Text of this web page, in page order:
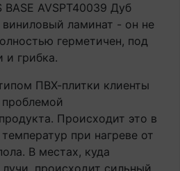
BASE AVSPT40039 Дуб
виниловый ламинат - он не
герметичен, под
и грибка.
ПВХ-плитки клиенты
проблемой
Происходит это в
при нагреве от
В местах, куда
происходит сильный